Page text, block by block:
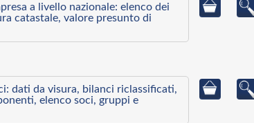
a livello nazionale: elenco dei
catastale, valore presunto di
dati da visura, bilanci riclassificati,
elenco soci, gruppi e